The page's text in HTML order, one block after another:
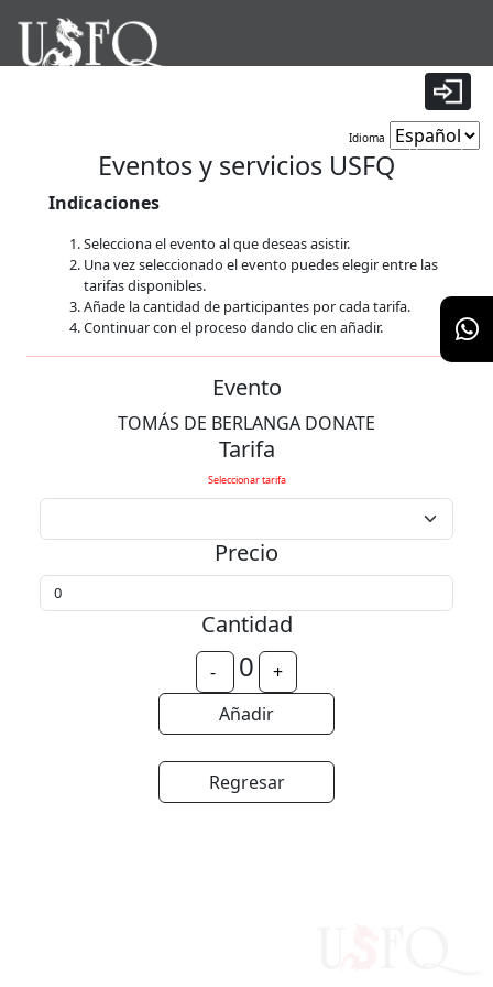
9 minutos 56 segundos
Idioma
Eventos y servicios USFQ
Indicaciones
Selecciona el evento al que deseas asistir.
Una vez seleccionado el evento puedes elegir entre las
tarifas disponibles.
Añade la cantidad de participantes por cada tarifa.
Continuar con el proceso dando clic en añadir.
Evento
TOMÁS DE BERLANGA DONATE
Tarifa
Seleccionar tarifa
Precio
Cantidad
0